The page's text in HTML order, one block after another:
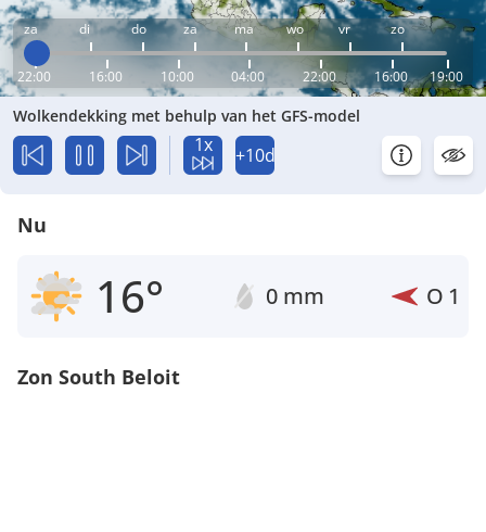
za di do za ma wo vr zo
22:00 16:00 10:00 04:00 22:00 16:00 19:00
Wolkendekking met behulp van het GFS-model
1x +10d
Nu
16° 0 mm O 1
Zon South Beloit